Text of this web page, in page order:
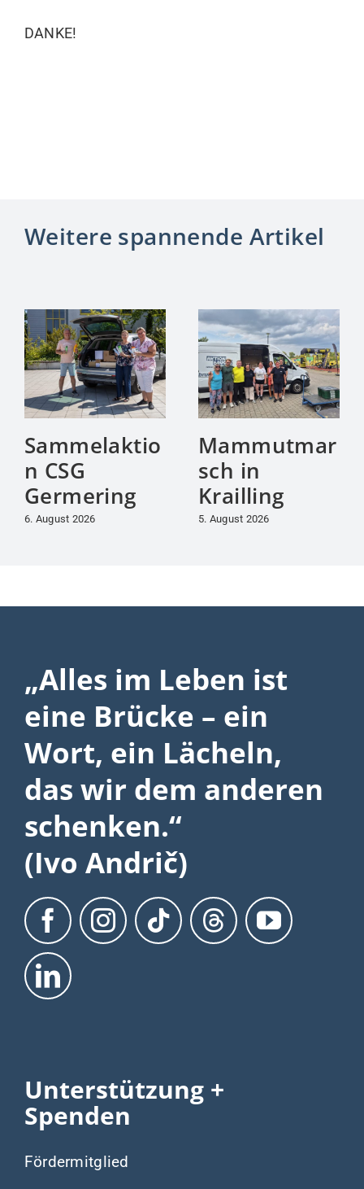
DANKE!
Weitere spannende Artikel
Sammelaktio
n CSG
Germering
6. August 2026
Mammutmar
sch in
Krailling
5. August 2026
„Alles im Leben ist
eine Brücke – ein
Wort, ein Lächeln,
das wir dem anderen
schenken.“
(Ivo Andrič)
Unterstützung +
Spenden
Fördermitglied